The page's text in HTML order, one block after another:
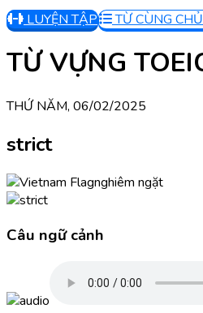
LUYỆN TẬP
TỪ CÙNG
TỪ VỰNG
THỨ NĂM, 06/02/2025
strict
nghiêm ngặt
Câu ngữ cảnh